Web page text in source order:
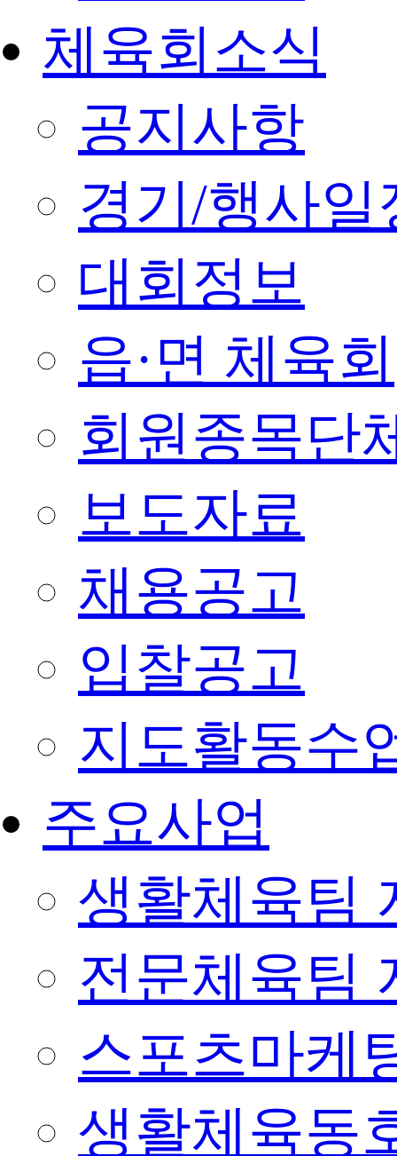
체육회소식
공지사항
경기/행사일
대회정보
읍·면 체육회
회원종목단
보도자료
채용공고
입찰공고
지도활동수
주요사업
생활체육팀
전문체육팀
스포츠마케
생활체육동